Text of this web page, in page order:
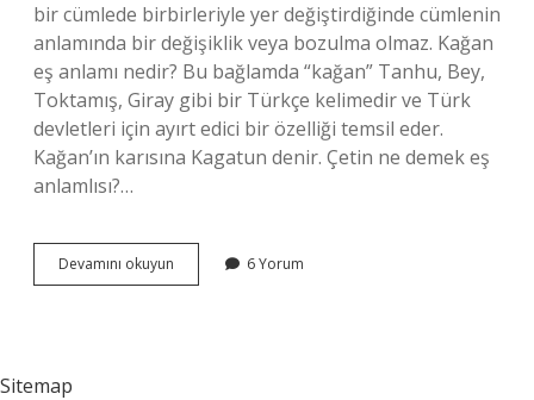
bir cümlede birbirleriyle yer değiştirdiğinde cümlenin
anlamında bir değişiklik veya bozulma olmaz. Kağan
eş anlamı nedir? Bu bağlamda “kağan” Tanhu, Bey,
Toktamış, Giray gibi bir Türkçe kelimedir ve Türk
devletleri için ayırt edici bir özelliği temsil eder.
Kağan’ın karısına Kagatun denir. Çetin ne demek eş
anlamlısı?…
Devamını okuyun
Kelimesinin
6 Yorum
Sitemap